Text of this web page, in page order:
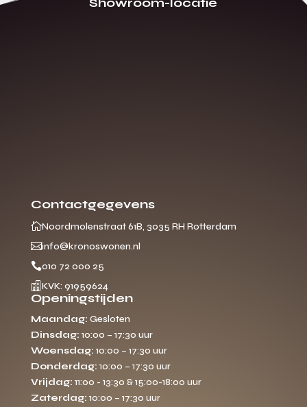
Contactgegevens
Noordmolenstraat 61B, 3035 RH Rotterdam
info@kronoswonen.nl
010 72 000 25
 KVK: 91959624
Openingstijden
Maandag: Gesloten
Dinsdag: 10:00 – 17:30 uur
Woensdag: 10:00 – 17:30 uur
Donderdag: 10:00 – 17:30 uur
Vrijdag: 11:00 - 13:30 & 15:00-18:00 uur
Zaterdag: 10:00 – 17:30 uur